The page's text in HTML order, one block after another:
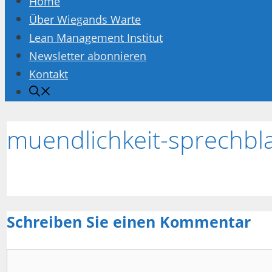
Über Wiegands Warte
Lean Management Institut
Newsletter abonnieren
Kontakt
muendlichkeit-
Schreiben Sie einen Kommentar